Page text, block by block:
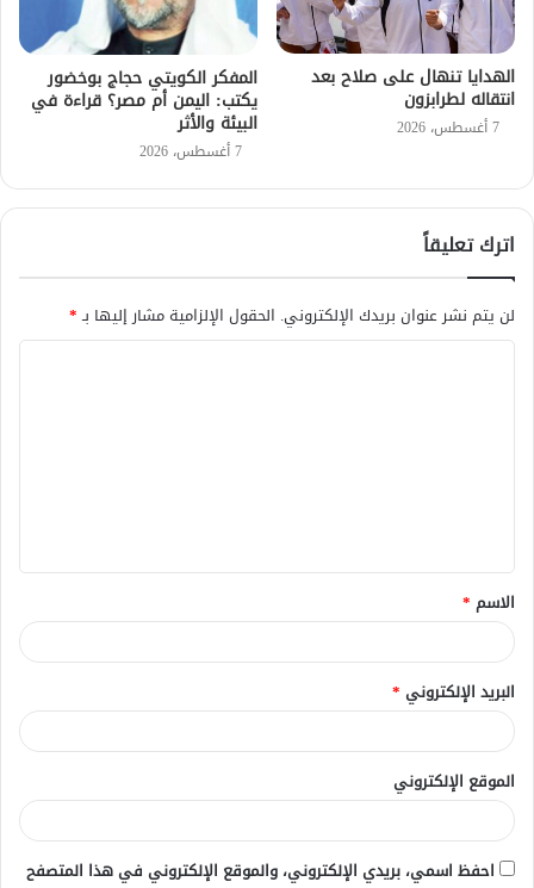
الهدايا تنهال على صلاح بعد
انتقاله لطرابزون
7 أغسطس، 2026
المفكر الكويتي حجاج بوخضور
يكتب: اليمن أم مصر؟ قراءة في
البيئة والأثر
7 أغسطس، 2026
اترك تعليقاً
لن يتم نشر عنوان بريدك الإلكتروني. الحقول الإلزامية مشار إليها بـ*
ق
*
الاسم *
البريد الإلكتروني *
الموقع الإلكتروني
احفظ اسمي، بريدي الإلكتروني، والموقع الإلكتروني في هذا المتصفح